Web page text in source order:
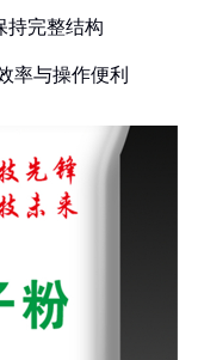
持完整结构
率与操作便利